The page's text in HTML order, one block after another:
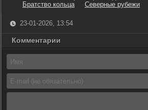
Братство кольца
Северные рубежи
23-01-2026, 13:54
Комментарии